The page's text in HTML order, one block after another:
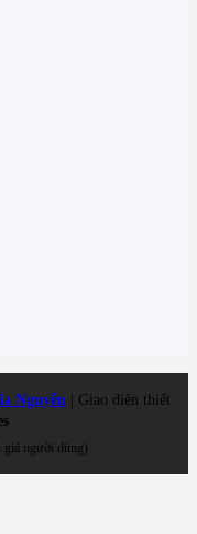
Nguyễn | Giao diện thiết
giá người dùng)